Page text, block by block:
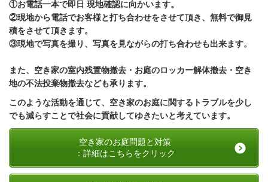
①お電話一本で即日 現地確認に向かいます。
②現地から電話でお客様と打ち合わせをさせて頂き、無料で御見
積をさせて頂きます。
③現地で写真を撮り、写真を見ながらの打ち合わせも出来ます。
また、空き家の室内残置物撤去・お庭のロッカー解体撤去・空き
地の不法投棄物撤去なども承ります。
このような活動を通じて、空き家のお庭に関するトラブルを少し
でも減らすことで社会に貢献してゆきたいと考えています。
空き家のお庭問題と対策
：詳細はこちらをクリック